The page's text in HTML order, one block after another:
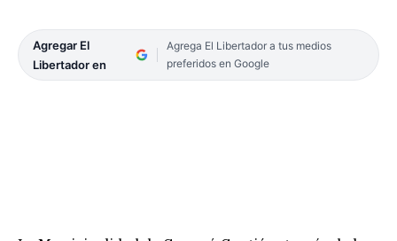
Agregar El
Libertador en
Agrega El Libertador a tus medios
preferidos en Google